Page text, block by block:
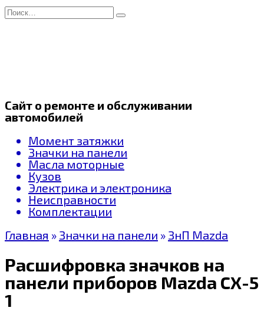
Перейти
к
Search
for:
Сайт о ремонте и обслуживании
автомобилей
Момент затяжки
Значки на панели
Масла моторные
Кузов
Электрика и электроника
Неисправности
Комплектации
Главная » Значки на панели » ЗнП Mazda
Расшифровка значков на
панели приборов Mazda CX-5
1